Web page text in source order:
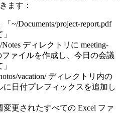
ます：
「~/Documents/project-report.pdf
Notes ディレクトリに meeting-
ファイルを作成し、今日の会議
vacation/ ディレクトリ内の
に日付プレフィックスを追加し
変更されたすべての Excel ファ